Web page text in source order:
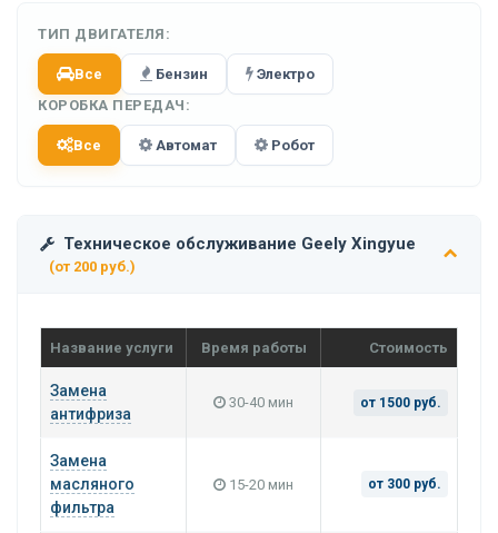
ТИП ДВИГАТЕЛЯ:
Все Бензин
Электро
КОРОБКА ПЕРЕДАЧ:
Все Автомат Робот
Техническое обслуживание Geely Xingyue
(от 200 руб.)
Название услуги Время работы Стоимость
Замена
антифриза
30-40 мин от 1500 руб.
Замена
масляного
фильтра
15-20 мин от 300 руб.